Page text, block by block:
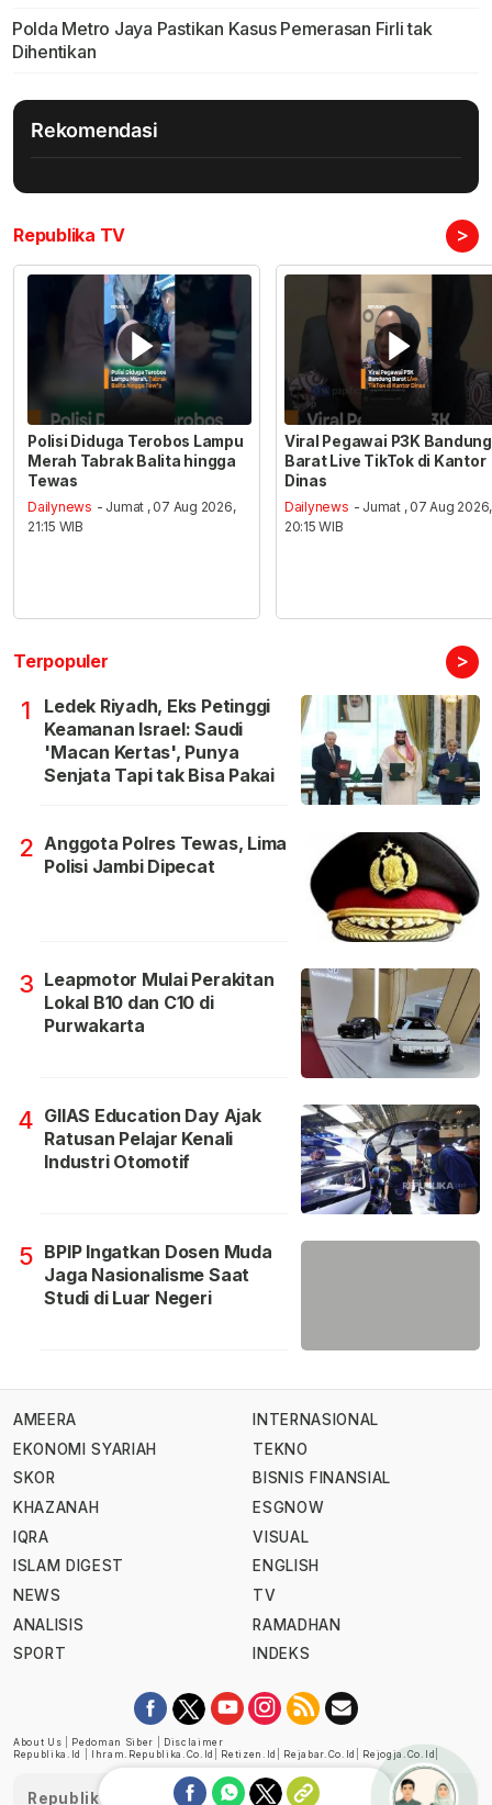
Polda Metro Jaya Pastikan Kasus Pemerasan Firli tak
Dihentikan
Rekomendasi
Republika TV >
Polisi Diduga Terobos Lampu
Merah Tabrak Balita hingga
Tewas
Dailynews - Jumat , 07 Aug 2026,
21:15 WIB
Viral Pegawai P3K Bandung
Barat Live TikTok di Kantor
Dinas
Dailynews - Jumat , 07 Aug 2026,
20:15 WIB
Terpopuler >
1
Ledek Riyadh, Eks Petinggi
Keamanan Israel: Saudi
'Macan Kertas', Punya
Senjata Tapi tak Bisa Pakai
2 Anggota Polres Tewas, Lima
Polisi Jambi Dipecat
3 Leapmotor Mulai Perakitan
Lokal B10 dan C10 di
Purwakarta
4 GIIAS Education Day Ajak
Ratusan Pelajar Kenali
Industri Otomotif
5 BPIP Ingatkan Dosen Muda
Jaga Nasionalisme Saat
Studi di Luar Negeri
AMEERA
EKONOMI SYARIAH
SKOR
KHAZANAH
IQRA
ISLAM DIGEST
NEWS
ANALISIS
SPORT
INTERNASIONAL
TEKNO
BISNIS FINANSIAL
ESGNOW
VISUAL
ENGLISH
TV
RAMADHAN
INDEKS
About Us Pedoman Siber
Disclaimer
Republika.id
Ihram.republika.co.id Retizen.id Rejabar.co.id Rejogja.co.id
Republika telah diverifikasi oleh Dewan Pers